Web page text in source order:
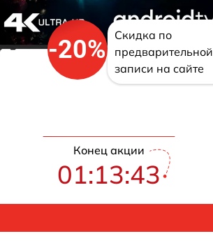
-20%
Скидка по
предварительной
записи на сайте
Конец акции
01:13:42